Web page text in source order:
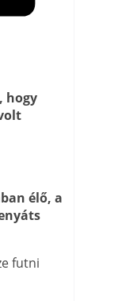
hogy
élő, a
futni